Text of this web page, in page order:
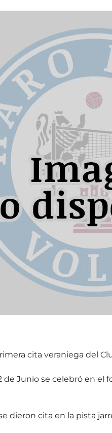
cita veraniega del
de Junio se celebró en el
dieron cita en la pista